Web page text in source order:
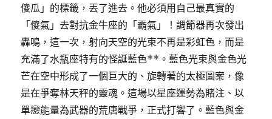
傻瓜」的標籤，丟了進去。他必須用自己最真實的
「傻氣」去對抗金牛座的「霸氣」！調節器再次發出
轟鳴，這一次，射向天空的光束不再是彩虹色，而是
充滿了水瓶座特有的怪誕藍色**。藍色光束與金色光
芒在空中形成了一個巨大的、旋轉著的太極圖案，像
是在爭奪林天秤的靈魂。這場以星座運勢為賭注、以
單戀能量為武器的荒唐戰爭，正式打響了。藍色與金